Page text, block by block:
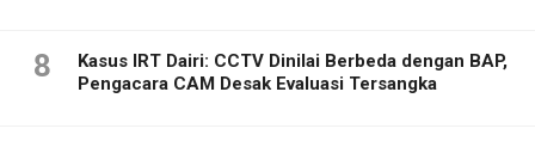
8
Kasus IRT Dairi: CCTV Dinilai Berbeda dengan BAP,
Pengacara CAM Desak Evaluasi Tersangka